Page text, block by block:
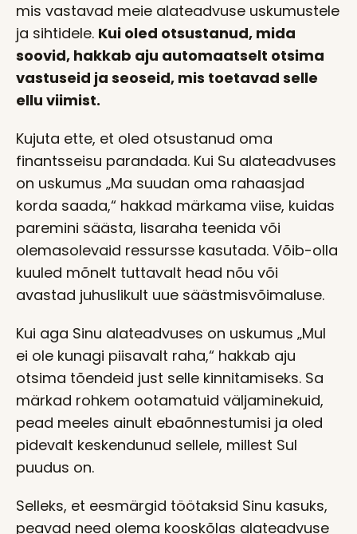
mis vastavad meie alateadvuse uskumustele
ja sihtidele. Kui oled otsustanud, mida
soovid, hakkab aju automaatselt otsima
vastuseid ja seoseid, mis toetavad selle
ellu viimist.
Kujuta ette, et oled otsustanud oma
finantsseisu parandada. Kui Su alateadvuses
on uskumus „Ma suudan oma rahaasjad
korda saada,“ hakkad märkama viise, kuidas
paremini säästa, lisaraha teenida või
olemasolevaid ressursse kasutada. Võib-olla
kuuled mõnelt tuttavalt head nõu või
avastad juhuslikult uue säästmisvõimaluse.
Kui aga Sinu alateadvuses on uskumus „Mul
ei ole kunagi piisavalt raha,“ hakkab aju
otsima tõendeid just selle kinnitamiseks. Sa
märkad rohkem ootamatuid väljaminekuid,
pead meeles ainult ebaõnnestumisi ja oled
pidevalt keskendunud sellele, millest Sul
puudus on.
Selleks, et eesmärgid töötaksid Sinu kasuks,
peavad need olema kooskõlas alateadvuse